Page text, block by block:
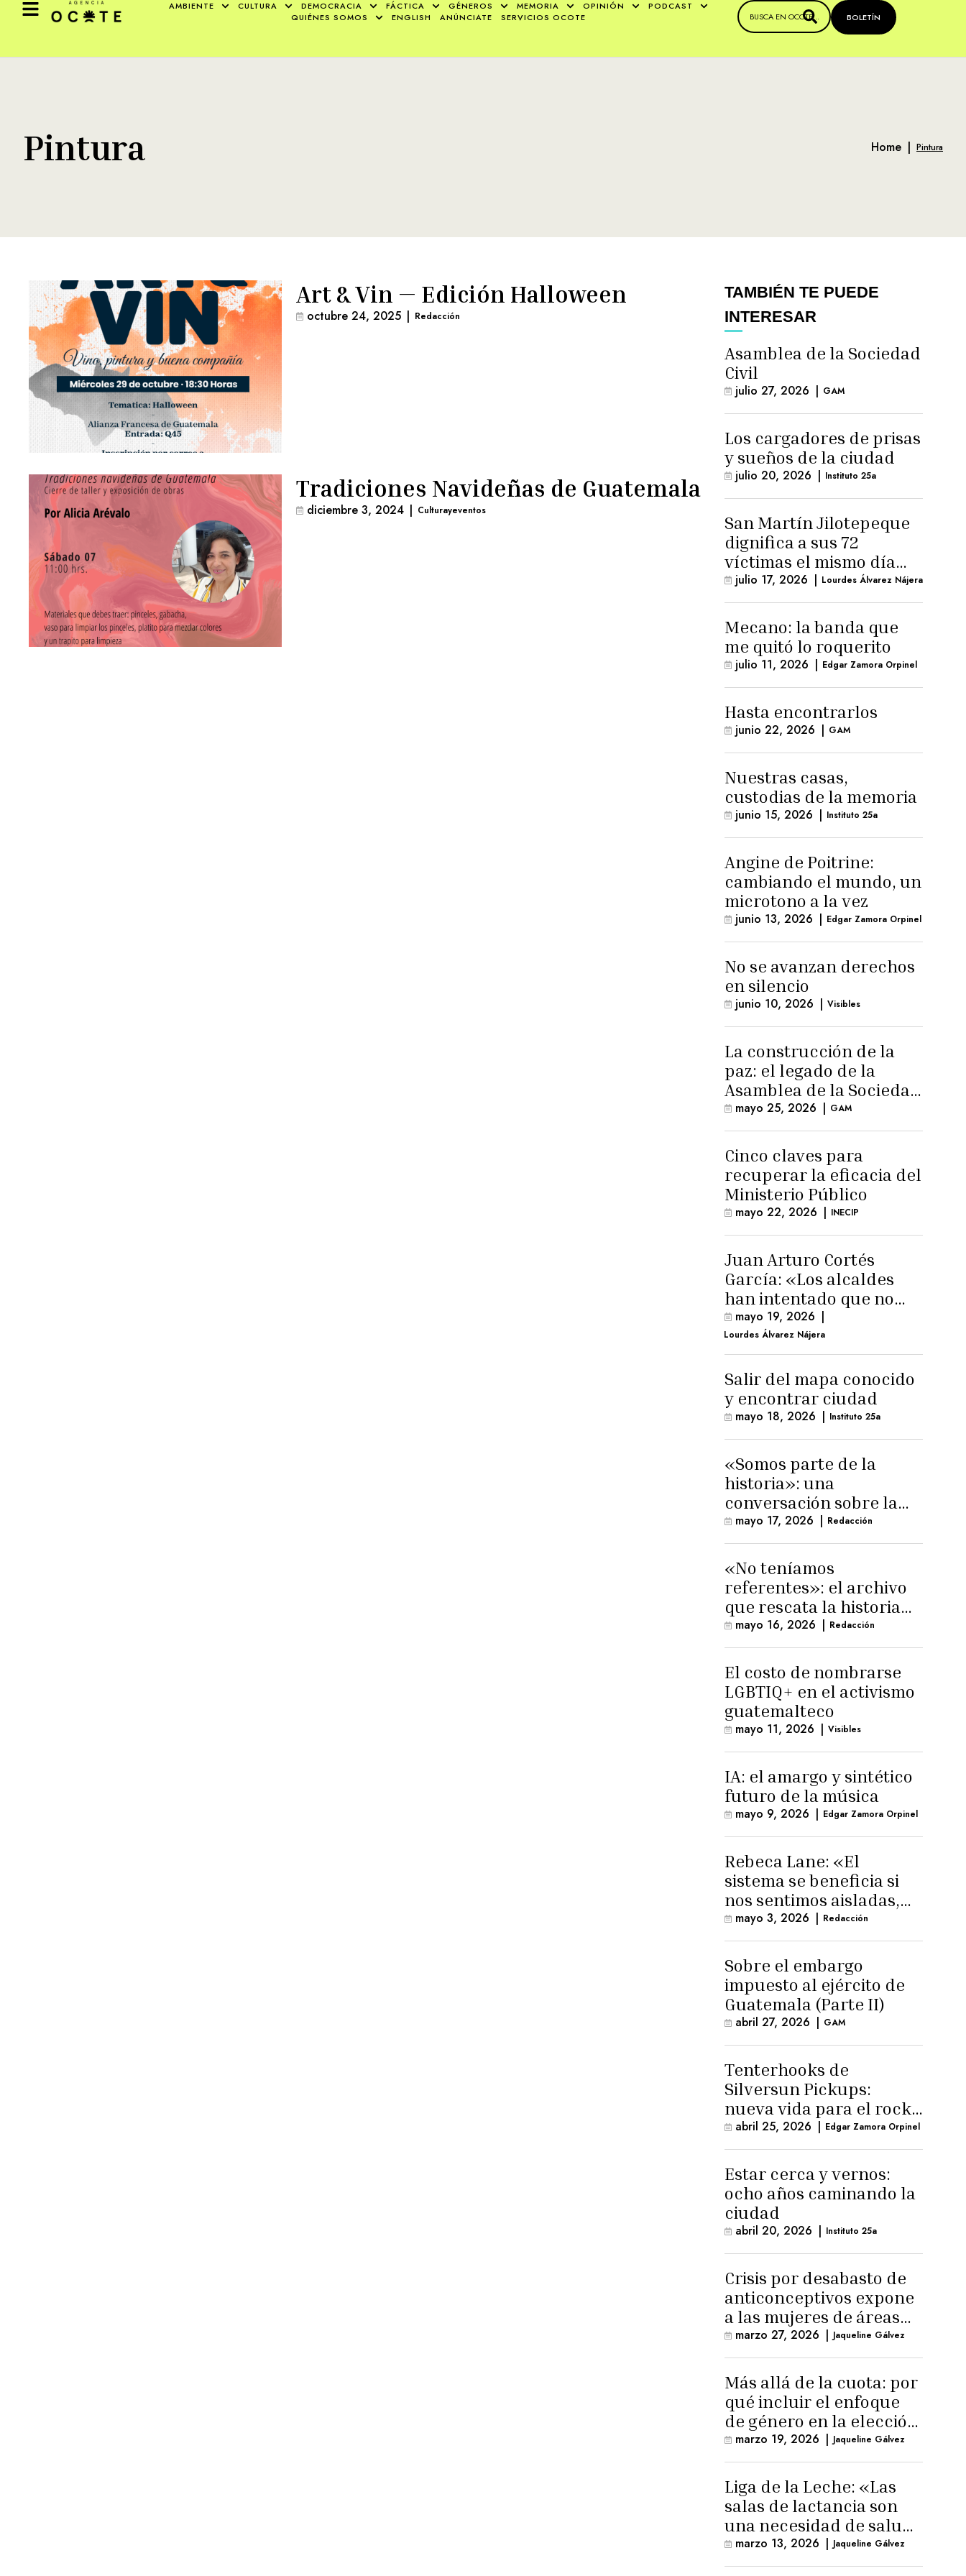
AMBIENTE CULTURA DEMOCRACIA FÁCTICA GÉNEROS MEMORIA OPINIÓN
PODCAST
QUIÉNES SOMOS
ENGLISH ANÚNCIATE SERVICIOS OCOTE BOLETÍN
Pintura Home | Pintura
Art & Vin — Edición Halloween
octubre 24, 2025 | Redacción
Tradiciones Navideñas de Guatemala
diciembre 3, 2024 | Culturayeventos
TAMBIÉN TE PUEDE
INTERESAR
Asamblea de la Sociedad
Civil
julio 27, 2026 | GAM
Los cargadores de prisas
y sueños de la ciudad
julio 20, 2026 | Instituto 25a
San Martín Jilotepeque
dignifica a sus 72
víctimas el mismo día
que Benedicto Lucas
logra arresto
domiciliario
julio 17, 2026 | Lourdes Álvarez Nájera
Mecano: la banda que
me quitó lo roquerito
julio 11, 2026 | Edgar Zamora Orpinel
Hasta encontrarlos
junio 22, 2026 | GAM
Nuestras casas,
custodias de la memoria
junio 15, 2026 | Instituto 25a
Angine de Poitrine:
cambiando el mundo, un
microtono a la vez
junio 13, 2026 | Edgar Zamora Orpinel
No se avanzan derechos
en silencio
junio 10, 2026 | Visibles
La construcción de la
paz: el legado de la
Asamblea de la Sociedad
Civil
mayo 25, 2026 | GAM
Cinco claves para
recuperar la eficacia del
Ministerio Público
mayo 22, 2026 | INECIP
Juan Arturo Cortés
García: «Los alcaldes
han intentado que no
exista el terreno
comunal»
mayo 19, 2026 |
Lourdes Álvarez Nájera
Salir del mapa conocido
y encontrar ciudad
mayo 18, 2026 | Instituto 25a
«Somos parte de la
historia»: una
conversación sobre la
memoria trans
masculina
mayo 17, 2026 | Redacción
«No teníamos
referentes»: el archivo
que rescata la historia
trans masculina en
Latinoamérica
mayo 16, 2026 | Redacción
El costo de nombrarse
LGBTIQ+ en el activismo
guatemalteco
mayo 11, 2026 | Visibles
IA: el amargo y sintético
futuro de la música
mayo 9, 2026 | Edgar Zamora Orpinel
Rebeca Lane: «El
sistema se beneficia si
nos sentimos aisladas,
sin esperanza o espacio
para la ternura»
mayo 3, 2026 | Redacción
Sobre el embargo
impuesto al ejército de
Guatemala (Parte II)
abril 27, 2026 | GAM
Tenterhooks de
Silversun Pickups:
nueva vida para el rock
alternativo
abril 25, 2026 | Edgar Zamora Orpinel
Estar cerca y vernos:
ocho años caminando la
ciudad
abril 20, 2026 | Instituto 25a
Crisis por desabasto de
anticonceptivos expone
a las mujeres de áreas
rurales
marzo 27, 2026 | Jaqueline Gálvez
Más allá de la cuota: por
qué incluir el enfoque
de género en la elección
de Fiscal General
marzo 19, 2026 | Jaqueline Gálvez
Liga de la Leche: «Las
salas de lactancia son
una necesidad de salud
pública»
marzo 13, 2026 | Jaqueline Gálvez